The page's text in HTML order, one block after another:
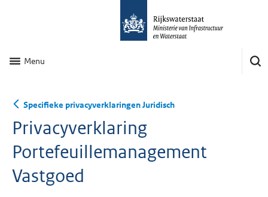
Menu
Specifieke privacyverklaringen Juridisch
Privacyverklaring
Portefeuillemanagement
Vastgoed